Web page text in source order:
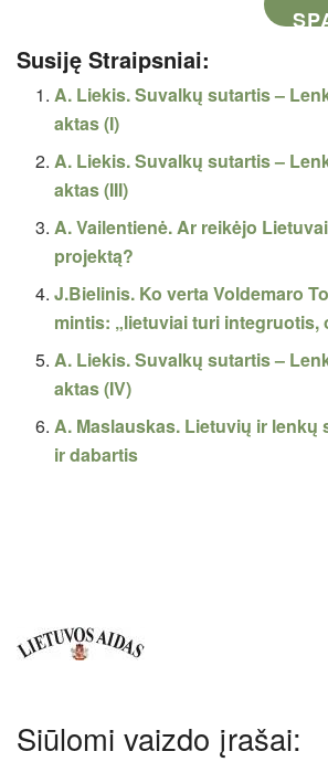
Susiję Straipsniai:
A. Liekis. Suvalkų sutartis –
aktas (I)
A. Liekis. Suvalkų sutartis –
aktas (III)
A. Vailentienė. Ar reikėjo
projektą?
J.Bielinis. Ko verta Voldemaro
mintis: „lietuviai turi integruotis,
A. Liekis. Suvalkų sutartis –
aktas (IV)
A. Maslauskas. Lietuvių ir lenkų
ir dabartis
Siūlomi vaizdo įrašai: